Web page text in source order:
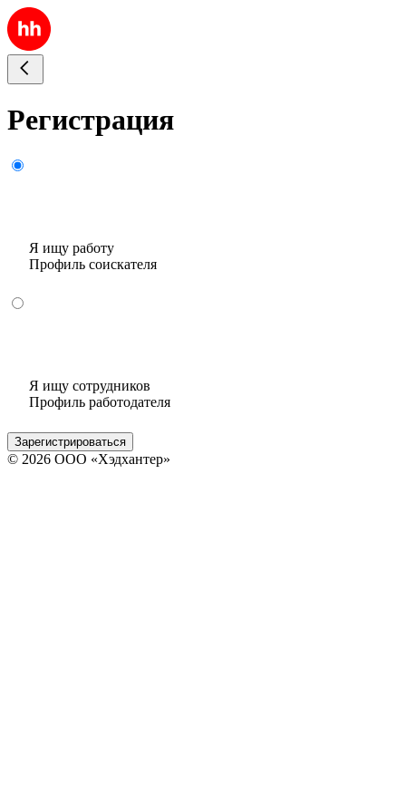
Регистрация
Я ищу работу
Профиль соискателя
Я ищу сотрудников
Профиль работодателя
Зарегистрироваться
© 2026 ООО «Хэдхантер»